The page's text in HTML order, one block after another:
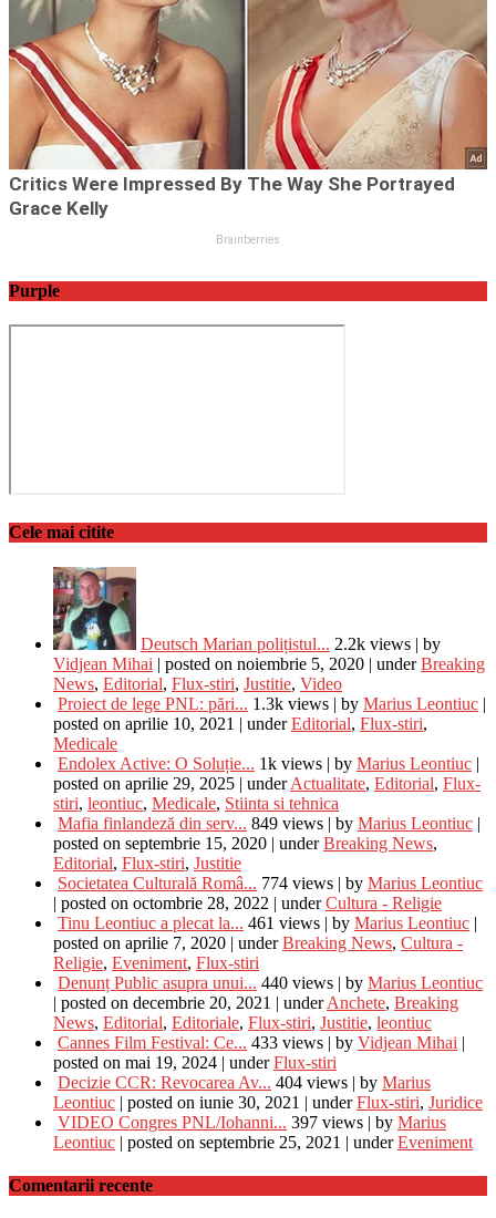
Purple
Cele mai citite
Deutsch Marian polițistul... 2.2k views | by
Vidjean Mihai | posted on noiembrie 5, 2020 | underBreaking
News, Editorial, Flux-stiri, Justitie, Video
Proiect de lege PNL: pări... 1.3k views | by Marius Leontiuc |
posted on aprilie 10, 2021 | underEditorial, Flux-stiri,
Medicale
Endolex Active: O Soluție... 1k views | by Marius Leontiuc |
posted on aprilie 29, 2025 | underActualitate, Editorial, Flux-
stiri, leontiuc, Medicale, Stiinta si tehnica
Mafia finlandeză din serv... 849 views | by Marius Leontiuc |
posted on septembrie 15, 2020 | underBreaking News,
Editorial, Flux-stiri, Justitie
Societatea Culturală Româ... 774 views | by Marius Leontiuc
| posted on octombrie 28, 2022 | underCultura - Religie
Tinu Leontiuc a plecat la... 461 views | by Marius Leontiuc |
posted on aprilie 7, 2020 | underBreaking News, Cultura -
Religie, Eveniment, Flux-stiri
Denunț Public asupra unui... 440 views | by Marius Leontiuc
| posted on decembrie 20, 2021 | underAnchete, Breaking
News, Editorial, Editoriale, Flux-stiri, Justitie, leontiuc
Cannes Film Festival: Ce... 433 views | by Vidjean Mihai |
posted on mai 19, 2024 | underFlux-stiri
Decizie CCR: Revocarea Av... 404 views | by Marius
Leontiuc | posted on iunie 30, 2021 | underFlux-stiri, Juridice
VIDEO Congres PNL/Iohanni... 397 views | by Marius
Leontiuc | posted on septembrie 25, 2021 | underEveniment
Comentarii recente